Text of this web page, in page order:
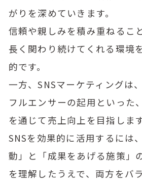
がりを深めていきます。
信頼や親しみを積み重ねるこ
長く関わり続けてくれる環境
的です。
一方、SNSマーケティングは
フルエンサーの起用といった
を通じて売上向上を目指します
SNSを効果的に活用するには
動」と「成果をあげる施策」
を理解したうえで、両方をバ